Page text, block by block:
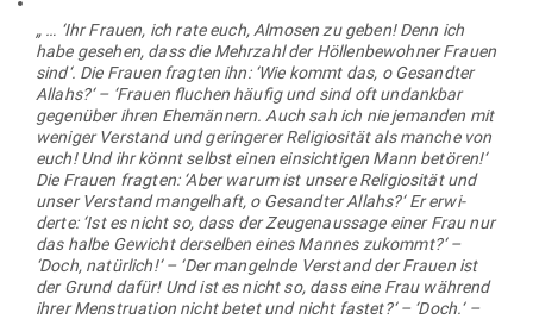
„ … ‘Ihr Frauen, ich rate euch, Almosen zu geben! Denn ich
habe gesehen, dass die Mehrzahl der Höl­len­be­wohner Frauen
sind‘. Die Frauen fragten ihn: ‘Wie kommt das, o Gesandter
Allahs?‘ – ‘Frauen fluchen häufig und sind oft undankbar
gegenüber ihren Ehe­männern. Auch sah ich nie jemanden mit
weniger Ver­stand und gerin­gerer Reli­gio­sität als manche von
euch! Und ihr könnt selbst einen ein­sich­tigen Mann betören!‘
Die Frauen fragten: ‘Aber warum ist unsere Reli­gio­sität und
unser Ver­stand man­gelhaft, o Gesandter Allahs?‘ Er erwi­
derte: ‘Ist es nicht so, dass der Zeu­gen­aussage einer Frau nur
das halbe Gewicht der­selben eines Mannes zukommt?‘ –
‘Doch, natürlich!‘ – ‘Der man­gelnde Ver­stand der Frauen ist
der Grund dafür! Und ist es nicht so, dass eine Frau während
ihrer Mens­truation nicht betet und nicht fastet?‘ – ‘Doch.‘ –